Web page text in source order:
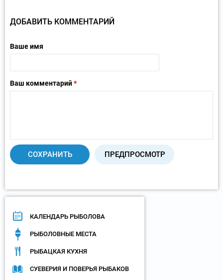
ДОБАВИТЬ КОММЕНТАРИЙ
Ваше имя
Ваш комментарий*
КАЛЕНДАРЬ РЫБОЛОВА
РЫБОЛОВНЫЕ МЕСТА
РЫБАЦКАЯ КУХНЯ
СУЕВЕРИЯ И ПОВЕРЬЯ РЫБАКОВ